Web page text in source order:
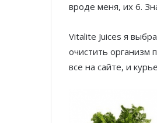
вроде меня, их 6.
Vitalite Juices я
очистить организм
все на сайте, и